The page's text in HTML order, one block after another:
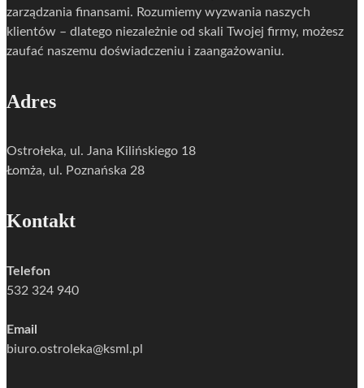
zarządzania finansami. Rozumiemy wyzwania naszych
klientów – dlatego niezależnie od skali Twojej firmy, możesz
zaufać naszemu doświadczeniu i zaangażowaniu.
Adres
Ostrołeka, ul. Jana Kilińskiego 18
Łomża, ul. Poznańska 28
Kontakt
Telefon
532 324 940
Email
biuro.ostroleka@ksml.pl